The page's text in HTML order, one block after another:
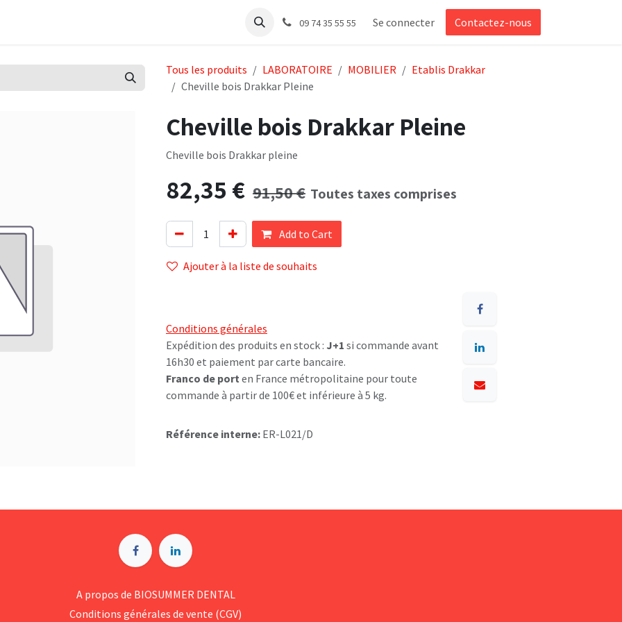
Support09 74 35 55 55 Se connecter Contactez-nous
Tous les produits LABORATOIRE MOBILIER
Etablis Drakkar
Cheville bois Drakkar Pleine
Cheville bois Drakkar Pleine
Cheville bois Drakkar pleine
82,35 € 91,50€ Toutes taxes comprises
Add to Cart
Ajouter à la liste de souhaits
Conditions générales
Expédition des produits en stock : J+1 si commande avant
16h30 et paiement par carte bancaire.
Franco de port en France métropolitaine pour toute
commande à partir de 100€ et inférieure à 5 kg.
Référence interne: ER-L021/D
A p​ropos de BIOSUMMER DENTAL
Conditions générales d​e vente (CGV)